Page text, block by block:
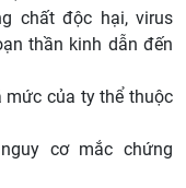
chất độc hại, virus
thần kinh dẫn đến
mức của ty thể thuộc
cơ mắc chứng